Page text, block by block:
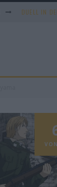
DUELL IN